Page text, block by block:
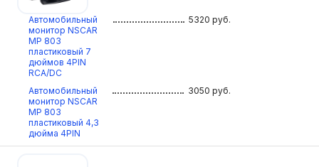
Автомобильный
монитор NSCAR
МР 803
пластиковый 7
дюймов 4PIN
RCA/DC
5320 руб.
Автомобильный
монитор NSCAR
МР 803
пластиковый 4,3
дюйма 4PIN
3050 руб.